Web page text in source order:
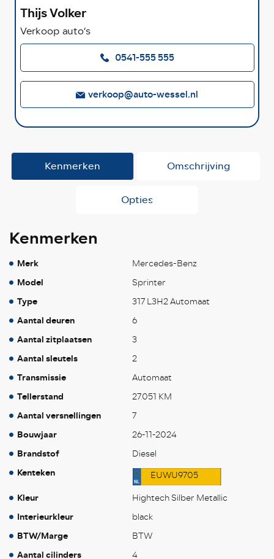
Thijs Volker
Verkoop auto’s
0541-555 555
verkoop@auto-wessel.nl
Kenmerken Omschrijving
Opties
Kenmerken
Merk Mercedes-Benz
Model Sprinter
Type 317 L3H2 Automaat
Aantal deuren 6
Aantal zitplaatsen 3
Aantal sleutels 2
Transmissie Automaat
Tellerstand 27.051 KM
Aantal versnellingen 7
Bouwjaar 26-11-2024
Brandstof Diesel
Kenteken EUWU9705
Kleur Hightech Silber Metallic
Interieurkleur black
BTW/Marge BTW
Aantal cilinders 4